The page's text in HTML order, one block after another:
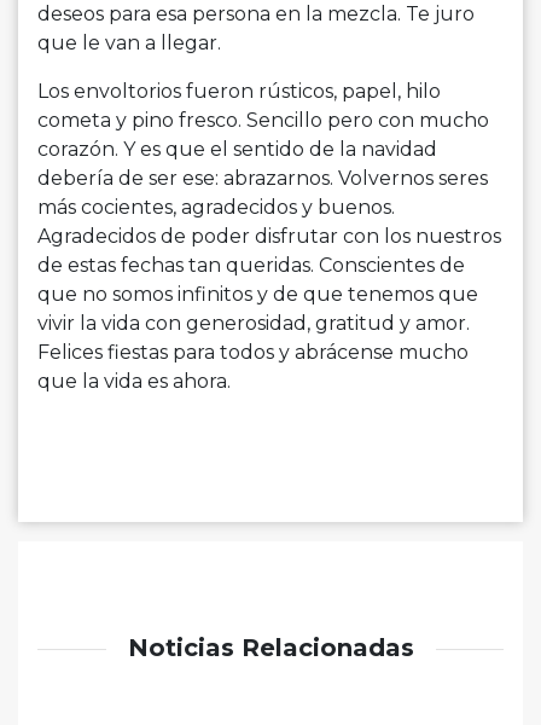
deseos para esa persona en la mezcla. Te juro
que le van a llegar.
Los envoltorios fueron rústicos, papel, hilo
cometa y pino fresco. Sencillo pero con mucho
corazón. Y es que el sentido de la navidad
debería de ser ese: abrazarnos. Volvernos seres
más cocientes, agradecidos y buenos.
Agradecidos de poder disfrutar con los nuestros
de estas fechas tan queridas. Conscientes de
que no somos infinitos y de que tenemos que
vivir la vida con generosidad, gratitud y amor.
Felices fiestas para todos y abrácense mucho
que la vida es ahora.
Noticias Relacionadas